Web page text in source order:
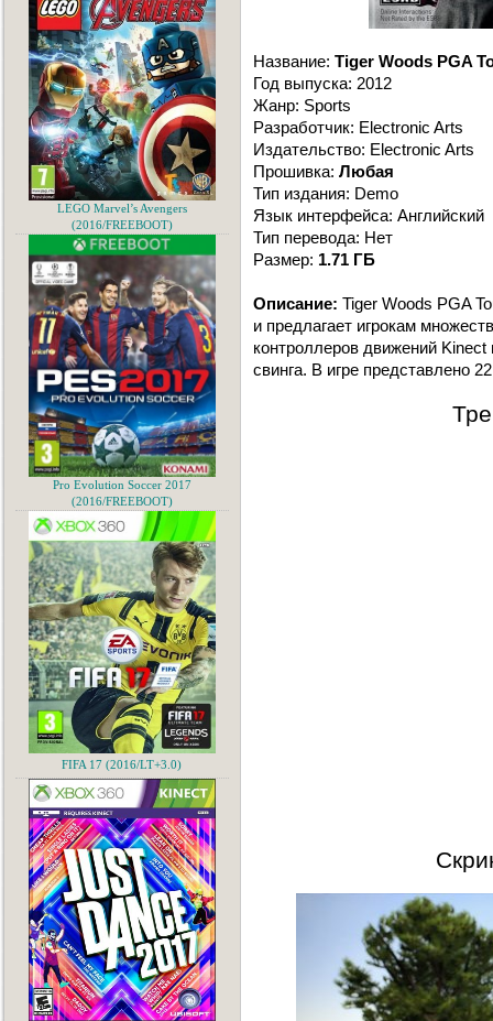
Название: Tiger Woods PGA
Год выпуска: 2012
Жанр: Sports
Разработчик: Electronic Arts
Издательство: Electronic Arts
Прошивка: Любая
Тип издания: Demo
Язык интерфейса: Английский
Тип перевода: Нет
Размер: 1.71 ГБ
Описание: Tiger Woods PGA
и предлагает игрокам
контроллеров движений
свинга. В игре представлено
LEGO Marvel’s Avengers
(2016/FREEBOOT)
Pro Evolution Soccer 2017
(2016/FREEBOOT)
FIFA 17 (2016/LT+3.0)